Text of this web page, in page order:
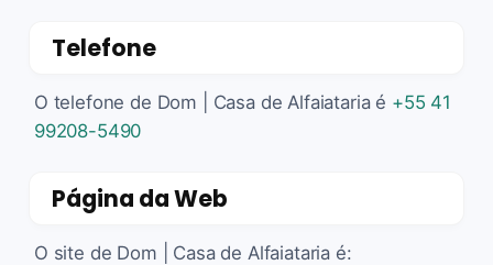
Telefone
O telefone de Dom | Casa de Alfaiataria é +55 41
99208-5490
Página da Web
O site de Dom | Casa de Alfaiataria é: